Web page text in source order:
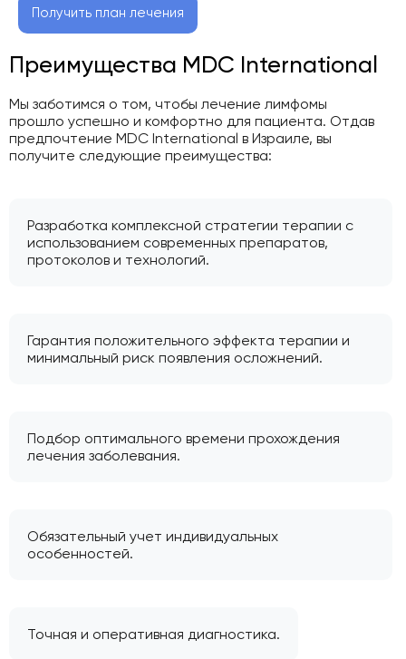
Получить план лечения
Преимущества MDC International
Мы заботимся о том, чтобы лечение лимфомы
прошло успешно и комфортно для пациента. Отдав
предпочтение MDC International в Израиле, вы
получите следующие преимущества:
Разработка комплексной стратегии терапии с
использованием современных препаратов,
протоколов и технологий.
Гарантия положительного эффекта терапии и
минимальный риск появления осложнений.
Подбор оптимального времени прохождения
лечения заболевания.
Обязательный учет индивидуальных
особенностей.
Точная и оперативная диагностика.